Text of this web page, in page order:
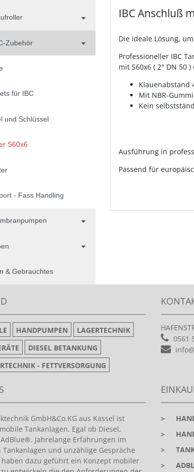
Zubehör
für IBC
und Schlüssel
S60x6
- Fass Handling
& Gebrauchtes
IBC Anschluß
Die ideale Lösung,
Professioneller IBC
mit S60x6 ( 2" DN 50
Klauenabstand
Mit NBR-
Kein
Ausführung in
Passend für
HANDPUMPEN
LAGERTECHNIK
DIESEL BETANKUNG
- FETTVERSORGUNG
0561
GmbH&Co.KG aus Kassel ist
Tankanlagen. Egal ob Diesel,
Jahrelange Erfahrungen im
Tankanlagen und unzählige Gespräche
dazu geführt ein Konzept mobiler
>
>
>
>